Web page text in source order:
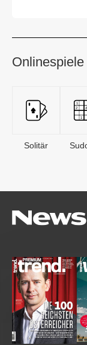
Onlinespiele
Solitär